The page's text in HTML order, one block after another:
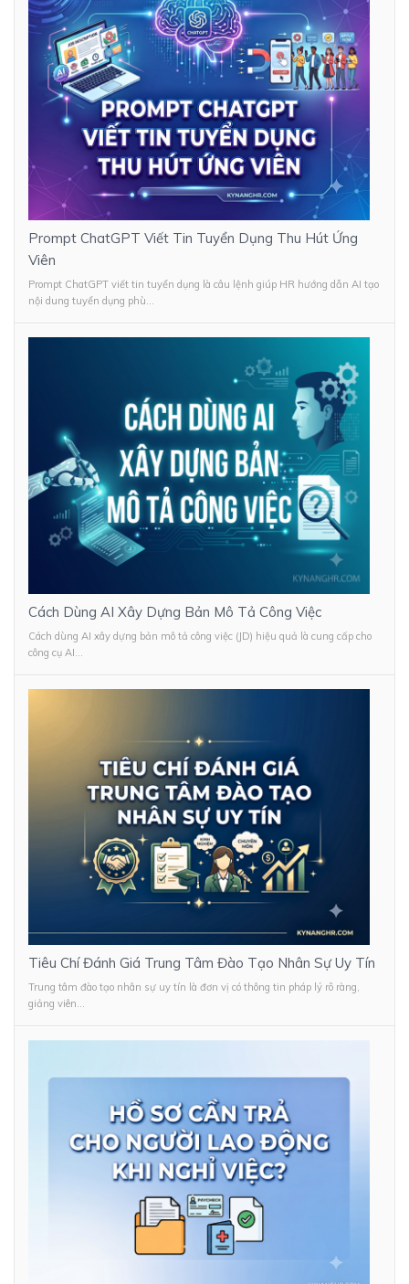
Prompt ChatGPT Viết Tin Tuyển Dụng Thu Hút Ứng
Viên
Prompt ChatGPT viết tin tuyển dụng là câu lệnh giúp HR hướng dẫn AI tạo
nội dung tuyển dụng phù...
Cách Dùng AI Xây Dựng Bản Mô Tả Công Việc
Cách dùng AI xây dựng bản mô tả công việc (JD) hiệu quả là cung cấp cho
công cụ AI...
Tiêu Chí Đánh Giá Trung Tâm Đào Tạo Nhân Sự Uy Tín
Trung tâm đào tạo nhân sự uy tín là đơn vị có thông tin pháp lý rõ ràng,
giảng viên...